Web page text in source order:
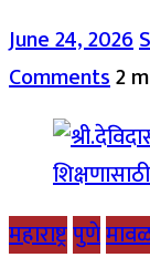
June 24, 2026
Comments2
महाराष्ट्रपुणे